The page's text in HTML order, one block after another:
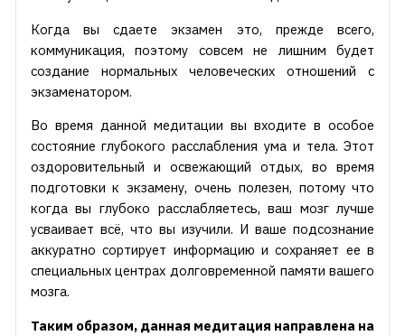
Когда вы сдаете экзамен это, прежде всего,
коммуникация, поэтому совсем не лишним будет
создание нормальных человеческих отношений с
экзаменатором.
Во время данной медитации вы входите в особое
состояние глубокого расслабления ума и тела. Этот
оздоровительный и освежающий отдых, во время
подготовки к экзамену, очень полезен, потому что
когда вы глубоко расслабляетесь, ваш мозг лучше
усваивает всё, что вы изучили. И ваше подсознание
аккуратно сортирует информацию и сохраняет ее в
специальных центрах долговременной памяти вашего
мозга.
Таким образом, данная медитация направлена на